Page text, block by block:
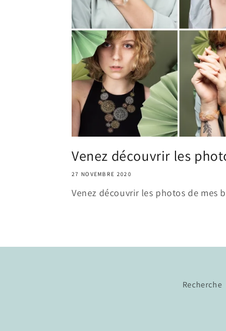
Venez découvrir les
27 NOVEMBRE 2020
Venez découvrir les photos de mes
Recherche